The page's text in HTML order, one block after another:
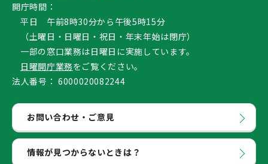
開庁時間：
平日 午前8時30分から午後5時15分
（土曜日・日曜日・祝日・年末年始は閉庁）
一部の窓口業務は日曜日に実施しています。
日曜開庁業務をご覧ください。
法人番号： 6000020082244
お問い合わせ・ご意見
情報が見つからないときは？